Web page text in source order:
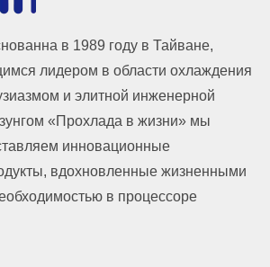
в 1989 году в Тайване,
лидером в области охлаждения
и элитной инженерной
«Прохлада в жизни» мы
инновационные
вдохновленные жизненными
в процессоре